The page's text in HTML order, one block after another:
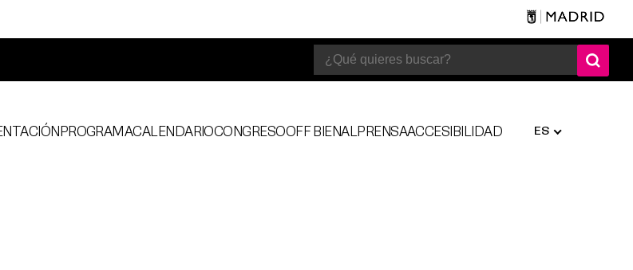
ES
PROGRAMACALENDARIOCONGRESOOFF BIENALPRENSAACCESIBILIDAD